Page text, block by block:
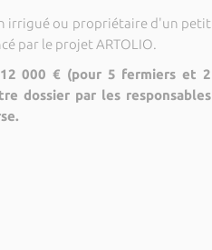
irrigué ou propriétaire d'un petit
par le projet ARTOLIO.
000 € (pour 5 fermiers et 2
dossier par les responsables